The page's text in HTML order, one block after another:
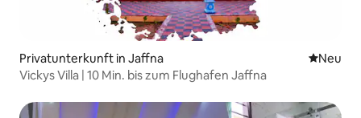
Privatunterkunft in Jaffna Neue
Neu
Vickys Villa | 10 Min. bis zum Flughafen Jaffna